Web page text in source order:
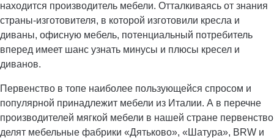
находится производитель мебели. Отталкиваясь от знания
страны-изготовителя, в которой изготовили кресла и
диваны, офисную мебель, потенциальный потребитель
вперед имеет шанс узнать минусы и плюсы кресел и
диванов.
Первенство в топе наиболее пользующейся спросом и
популярной принадлежит мебели из Италии. А в перечне
производителей мягкой мебели в нашей стране первенство
делят мебельные фабрики «Дятьково», «Шатура», BRW и